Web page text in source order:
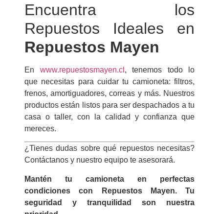
Encuentra los
Repuestos Ideales en
Repuestos Mayen
En www.repuestosmayen.cl , tenemos todo lo
que necesitas para cuidar tu camioneta: filtros,
frenos, amortiguadores, correas y más. Nuestros
productos están listos para ser despachados a tu
casa o taller, con la calidad y confianza que
mereces.
¿Tienes dudas sobre qué repuestos necesitas?
Contáctanos y nuestro equipo te asesorará.
Mantén tu camioneta en perfectas
condiciones con Repuestos Mayen. Tu
seguridad y tranquilidad son nuestra